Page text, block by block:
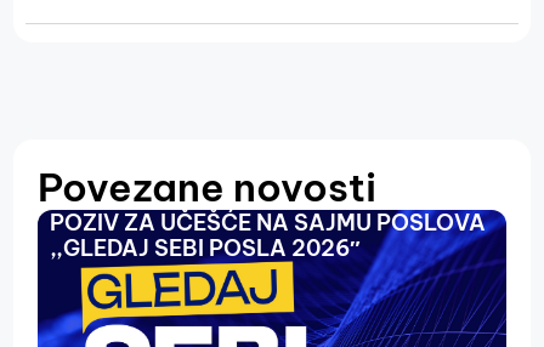
Povezane novosti
POZIV ZA UČEŠĆE NA SAJMU POSLOVA
,,GLEDAJ SEBI POSLA 2026″